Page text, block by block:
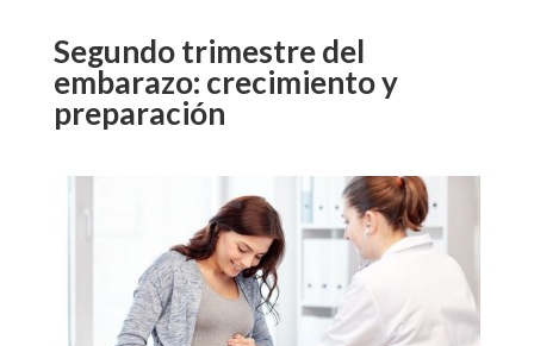
Segundo trimestre del
embarazo: crecimiento y
preparación